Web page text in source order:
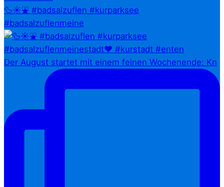
🦆☀️⛲ #badsalzuflen #kurparksee
#badsalzuflenmeine
Der August startet mit einem feinen Wochenende: Kn